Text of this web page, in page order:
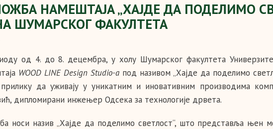
НАМЕШТАЈА „ХАЈДЕ ДА ПОДЕЛИМО
ШУМАРСКОГ ФАКУЛТЕТА
од 4. до 8. децембра, у холу Шумарског факултета
WOOD LINE Design Studio-a под називом „Хајде да поделимо
прилику да уживају у уникатним и иновативним производима
дипломирани инжењер Одсека за технологије дрвета.
носи назив „Хајде да поделимо светлост“, што представља њен